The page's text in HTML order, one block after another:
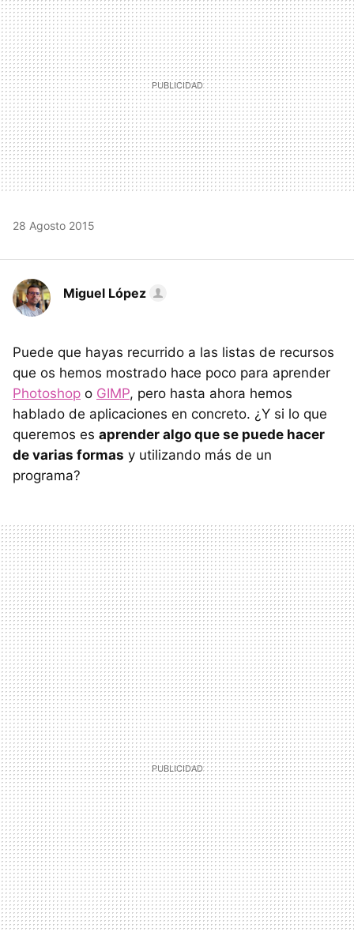
28 Agosto 2015
Miguel López
Puede que hayas recurrido a las listas de recursos
que os hemos mostrado hace poco para aprender
Photoshop o GIMP, pero hasta ahora hemos
hablado de aplicaciones en concreto. ¿Y si lo que
queremos es aprender algo que se puede hacer
de varias formas y utilizando más de un
programa?